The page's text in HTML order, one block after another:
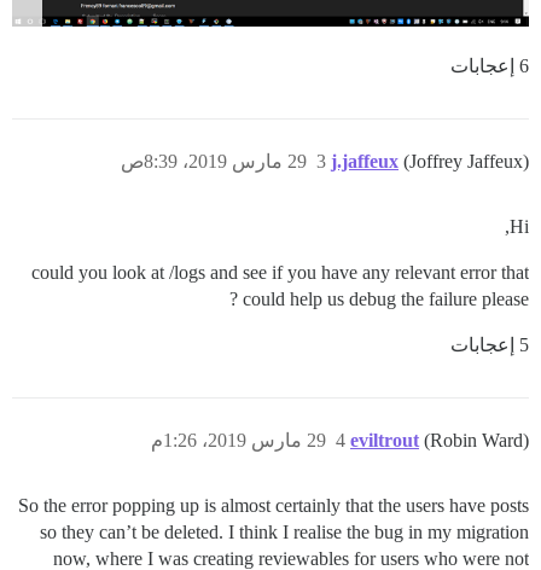
6 إعجابات
j.jaffeux (Joffrey Jaffeux) 29 مارس 2019، 8:39ص 3
Hi,
could you look at /logs and see if you have any relevant error that
could help us debug the failure please ?
5 إعجابات
eviltrout (Robin Ward) 29 مارس 2019، 1:26م 4
So the error popping up is almost certainly that the users have posts
so they can’t be deleted. I think I realise the bug in my migration
now, where I was creating reviewables for users who were not